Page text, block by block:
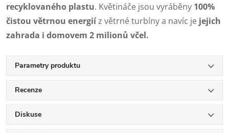
recyklovaného plastu. Květináče jsou vyráběny 100%
čistou větrnou energiíz větrné turbíny a navíc je jejich
zahrada i domovem 2 milionů včel.
Parametry produktu
Recenze
Diskuse